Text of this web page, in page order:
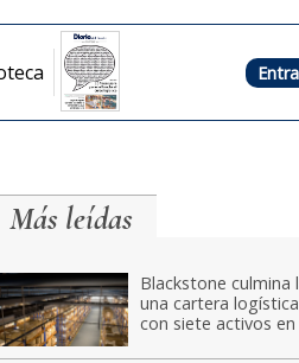
Más leídas
Blackstone culmina
una cartera
con siete activos en